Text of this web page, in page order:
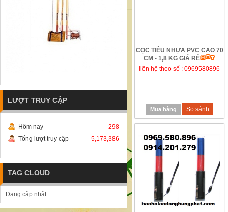
CỌC TIÊU NHỰA PVC CAO 70
CM - 1,8 KG GIÁ RẺ
liên hệ theo số : 0969580896
Mua hàng So sánh
LƯỢT TRUY CẬP
Hôm nay
298
Tổng lượt truy cập
5,173,386
TAG CLOUD
Đang cập nhật